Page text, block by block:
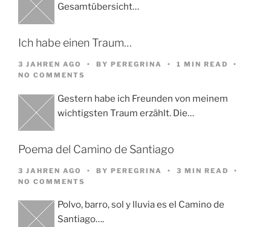
Gesamtübersicht…
Ich habe einen Traum…
3 JAHREN AGO BY PEREGRINA
1 MIN READ
NO COMMENTS
Gestern habe ich Freunden von meinem
wichtigsten Traum erzählt. Die…
Poema del Camino de Santiago
3 JAHREN AGO BY PEREGRINA
3 MIN READ
NO COMMENTS
Polvo, barro, sol y lluvia es el Camino de
Santiago….